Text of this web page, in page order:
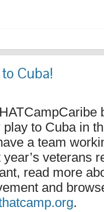
to Cuba!
play to Cuba in
a team
veterans
read more
and
.